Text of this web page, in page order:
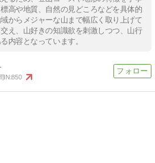
高や地質、自然の見どころなどを具体的
からメジャーな山まで幅広く取り上げて
え、山好きの知識欲を刺激しつつ、山行
内容となっています。
IN:850